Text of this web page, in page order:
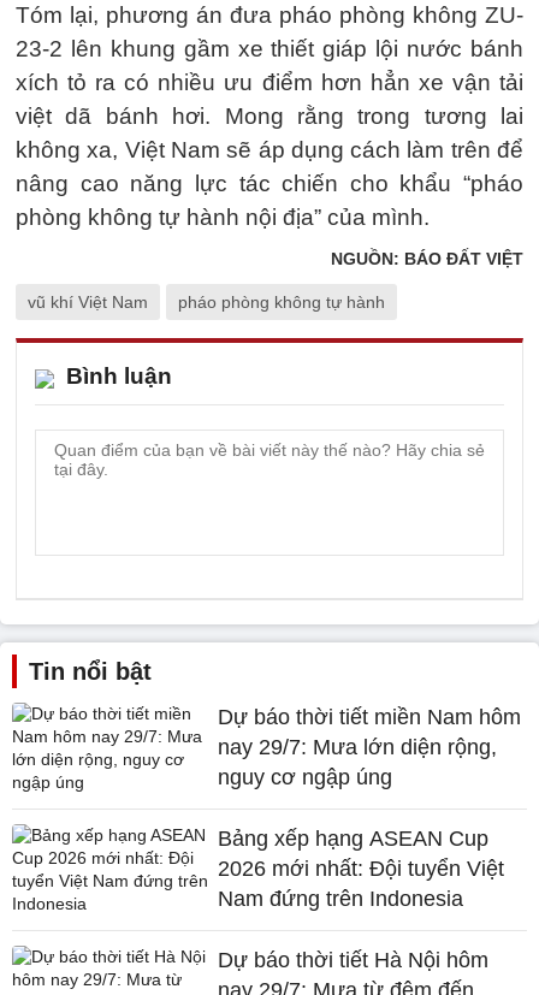
Tóm lại, phương án đưa pháo phòng không ZU-
23-2 lên khung gầm xe thiết giáp lội nước bánh
xích tỏ ra có nhiều ưu điểm hơn hẳn xe vận tải
việt dã bánh hơi. Mong rằng trong tương lai
không xa, Việt Nam sẽ áp dụng cách làm trên để
nâng cao năng lực tác chiến cho khẩu “pháo
phòng không tự hành nội địa” của mình.
NGUỒN: BÁO ĐẤT VIỆT
vũ khí Việt Nam pháo phòng không tự hành
Bình luận
Tin nổi bật
Dự báo thời tiết miền Nam hôm
nay 29/7: Mưa lớn diện rộng,
nguy cơ ngập úng
Bảng xếp hạng ASEAN Cup
2026 mới nhất: Đội tuyển Việt
Nam đứng trên Indonesia
Dự báo thời tiết Hà Nội hôm
nay 29/7: Mưa từ đêm đến